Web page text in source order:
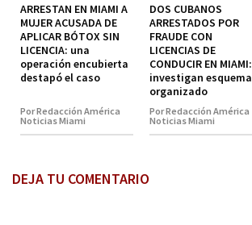
ARRESTAN EN MIAMI A
MUJER ACUSADA DE
APLICAR BÓTOX SIN
LICENCIA: una
operación encubierta
destapó el caso
Por Redacción América
Noticias Miami
DOS CUBANOS
ARRESTADOS POR
FRAUDE CON
LICENCIAS DE
CONDUCIR EN MIAMI:
investigan esquema
organizado
Por Redacción América
Noticias Miami
DEJA TU COMENTARIO